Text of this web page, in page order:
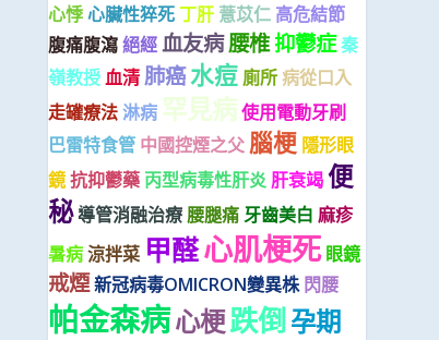
心悸心臟性猝死 丁肝 薏苡仁 高危結節
腹痛腹瀉絕經血友病腰椎抑鬱症秦
嶺教授血清肺癌水痘 廁所病從口入
走罐療法淋病 罕見病使用電動牙刷
巴雷特食管 中國控煙之父 腦梗 隱形眼
鏡抗抑鬱藥 丙型病毒性肝炎 肝衰竭 便
秘導管消融治療腰腿痛牙齒美白 麻疹
暑病涼拌菜 甲醛心肌梗死 眼鏡
戒煙新冠病毒OMICRON變異株 閃腰
帕金森病心梗跌倒孕期